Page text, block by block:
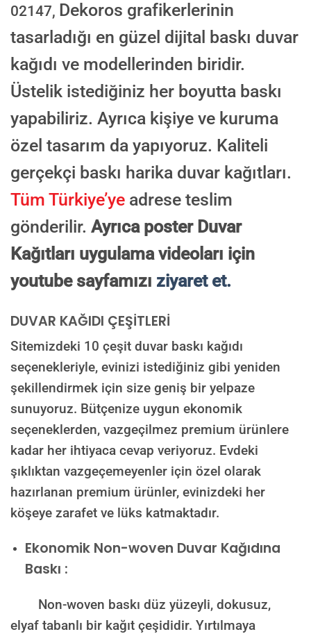
Süreç Bilgilendirmesi
onayınıza gönderilir. Onayınızdan sonra üretim yapılır.
AI TASARIMIYLA SIPARIŞ VER
ONAYINIZDAN SONRA BASKIYA GEÇILECEK
02147, Dekoros grafikerlerinin
tasarladığı en güzel dijital baskı duvar
kağıdı ve modellerinden biridir.
Üstelik istediğiniz her boyutta baskı
yapabiliriz. Ayrıca kişiye ve kuruma
özel tasarım da yapıyoruz. Kaliteli
gerçekçi baskı harika duvar kağıtları.
Tüm Türkiye’ye adrese teslim
gönderilir. Ayrıca poster Duvar
Kağıtları uygulama videoları için
youtube sayfamızı ziyaret et.
DUVAR KAĞIDI ÇEŞİTLERİ
Sitemizdeki 10 çeşit duvar baskı kağıdı
seçenekleriyle, evinizi istediğiniz gibi yeniden
şekillendirmek için size geniş bir yelpaze
sunuyoruz. Bütçenize uygun ekonomik
seçeneklerden, vazgeçilmez premium ürünlere
kadar her ihtiyaca cevap veriyoruz. Evdeki
şıklıktan vazgeçemeyenler için özel olarak
hazırlanan premium ürünler, evinizdeki her
köşeye zarafet ve lüks katmaktadır.
Ekonomik Non-woven Duvar Kağıdına
Baskı :
Non-woven baskı düz yüzeyli, dokusuz,
elyaf tabanlı bir kağıt çeşididir. Yırtılmaya